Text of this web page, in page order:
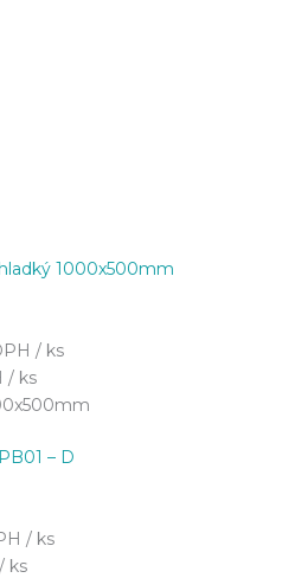
1000x500mm
/ ks
/ ks
– D
/ ks
ks